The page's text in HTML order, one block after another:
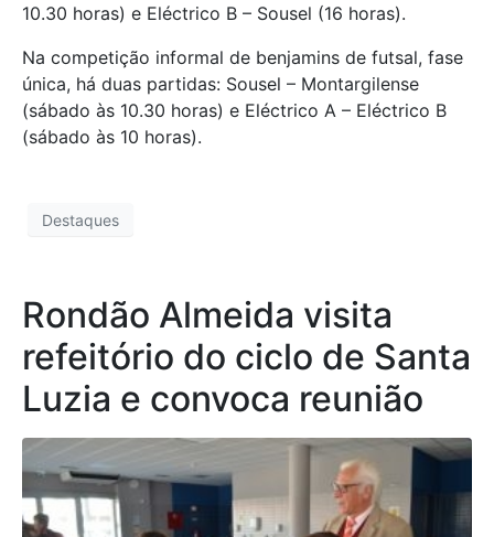
10.30 horas) e Eléctrico B – Sousel (16 horas).
Na competição informal de benjamins de futsal, fase
única, há duas partidas: Sousel – Montargilense
(sábado às 10.30 horas) e Eléctrico A – Eléctrico B
(sábado às 10 horas).
Destaques
Rondão Almeida visita
refeitório do ciclo de Santa
Luzia e convoca reunião